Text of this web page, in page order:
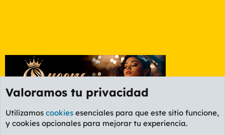
Foro Rapiñas
Valoramos tu privacidad
Utilizamos cookies esenciales para que este sitio funcione,
y cookies opcionales para mejorar tu experiencia.